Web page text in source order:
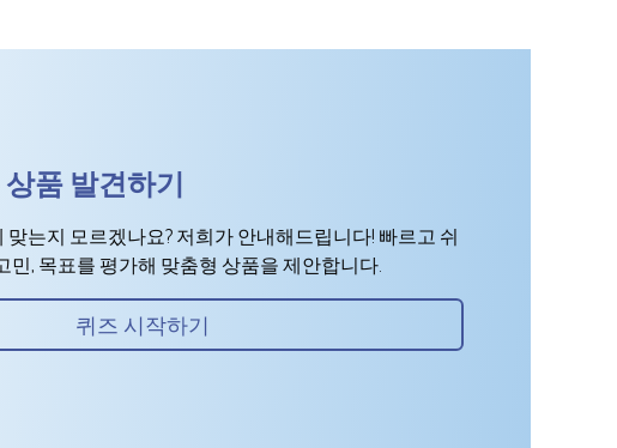
품 발견하기
맞는지 모르겠나요? 저희가 안내해드립니다! 빠르고 쉬
민, 목표를 평가해 맞춤형 상품을 제안합니다.
퀴즈 시작하기